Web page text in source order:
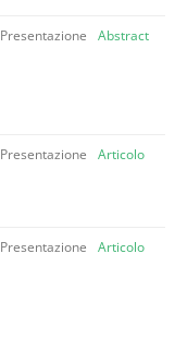
Presentazione Abstract
Presentazione Articolo
Presentazione Articolo